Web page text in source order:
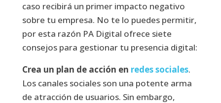
caso recibirá un primer impacto negativo
sobre tu empresa. No te lo puedes permitir,
por esta razón PA Digital ofrece siete
consejos para gestionar tu presencia digital:
Crea un plan de acción en redes sociales.
Los canales sociales son una potente arma
de atracción de usuarios. Sin embargo,